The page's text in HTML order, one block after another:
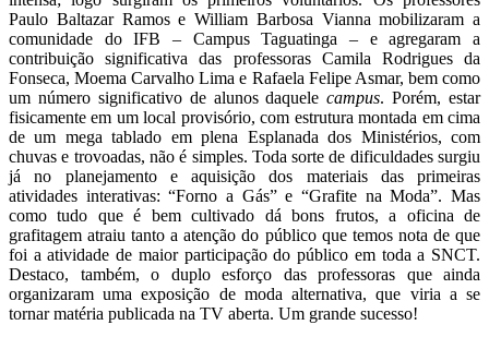
Paulo Baltazar Ramos e William Barbosa Vianna mobilizaram a
comunidade do IFB – Campus Taguatinga – e agregaram a
contribuição significativa das professoras Camila Rodrigues da
Fonseca, Moema Carvalho Lima e Rafaela Felipe Asmar, bem como
um número significativo de alunos daquelecampus. Porém, estar
fisicamente em um local provisório, com estrutura montada em cima
de um mega tablado em plena Esplanada dos Ministérios, com
chuvas e trovoadas, não é simples. Toda sorte de dificuldades surgiu
já no planejamento e aquisição dos materiais das primeiras
atividades interativas: “Forno a Gás” e “Grafite na Moda”. Mas
como tudo que é bem cultivado dá bons frutos, a oficina de
grafitagem atraiu tanto a atenção do público que temos nota de que
foi a atividade de maior participação do público em toda a SNCT.
Destaco, também, o duplo esforço das professoras que ainda
organizaram uma exposição de moda alternativa, que viria a se
tornar matéria publicada na TV aberta. Um grande sucesso!